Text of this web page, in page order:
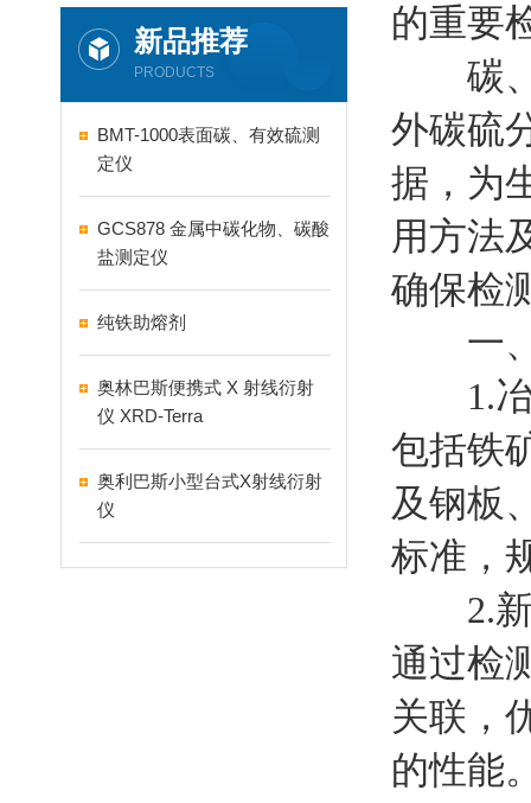
新品推荐
PRODUCTS
BMT-1000表面碳、有效硫测
定仪
GCS878 金属中碳化物、碳酸
盐测定仪
纯铁助熔剂
奥林巴斯便携式 X 射线衍射
仪 XRD-Terra
奥利巴斯小型台式X射线衍射
仪
的重要
碳、
外碳硫
据，为
用方法
确保检
一、
1.冶
包括铁
及钢板
标准，
2.新
通过检
关联，
的性能